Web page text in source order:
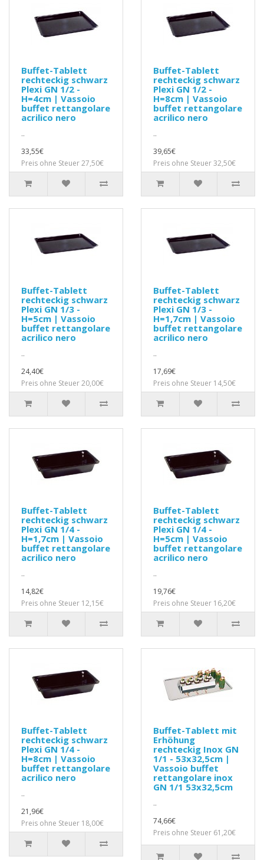
Buffet-Tablett
rechteckig schwarz
Plexi GN 1/2 -
H=4cm | Vassoio
buffet rettangolare
acrilico nero
..
33,55€
Preis ohne Steuer 27,50€
Buffet-Tablett
rechteckig schwarz
Plexi GN 1/2 -
H=8cm | Vassoio
buffet rettangolare
acrilico nero
..
39,65€
Preis ohne Steuer 32,50€
Buffet-Tablett
rechteckig schwarz
Plexi GN 1/3 -
H=5cm | Vassoio
buffet rettangolare
acrilico nero
..
24,40€
Preis ohne Steuer 20,00€
Buffet-Tablett
rechteckig schwarz
Plexi GN 1/3 -
H=1,7cm | Vassoio
buffet rettangolare
acrilico nero
..
17,69€
Preis ohne Steuer 14,50€
Buffet-Tablett
rechteckig schwarz
Plexi GN 1/4 -
H=1,7cm | Vassoio
buffet rettangolare
acrilico nero
..
14,82€
Preis ohne Steuer 12,15€
Buffet-Tablett
rechteckig schwarz
Plexi GN 1/4 -
H=5cm | Vassoio
buffet rettangolare
acrilico nero
..
19,76€
Preis ohne Steuer 16,20€
Buffet-Tablett
rechteckig schwarz
Plexi GN 1/4 -
H=8cm | Vassoio
buffet rettangolare
acrilico nero
..
21,96€
Preis ohne Steuer 18,00€
Buffet-Tablett mit
Erhöhung
rechteckig Inox GN
1/1 - 53x32,5cm |
Vassoio buffet
rettangolare inox
GN 1/1 53x32,5cm
..
74,66€
Preis ohne Steuer 61,20€